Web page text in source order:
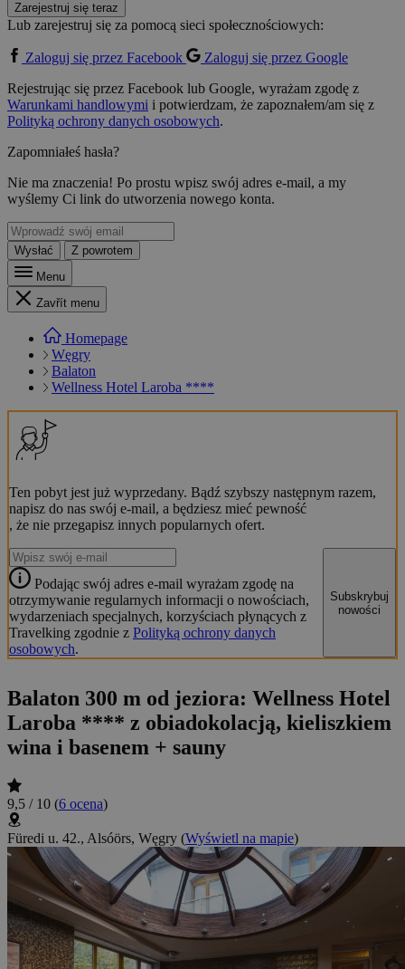
Zarejestruj się teraz
Lub zarejestruj się za pomocą sieci społecznościowych:
Zaloguj się przez Facebook
Zaloguj się przez Google
Rejestrując się przez Facebook lub Google, wyrażam zgodę z
Warunkami handlowymi i potwierdzam, że zapoznałem/am się z
Polityką ochrony danych osobowych.
Zapomniałeś hasła?
Nie ma znaczenia! Po prostu wpisz swój adres e-mail, a my
wyślemy Ci link do utworzenia nowego konta.
Wysłać
Z powrotem
Menu
Zavřít menu
Homepage
Węgry
Balaton
Wellness Hotel Laroba ****
Ten pobyt jest już wyprzedany. Bądź szybszy następnym razem,
napisz do nas swój e-mail, a będziesz mieć pewność
, że nie przegapisz innych popularnych ofert.
Podając swój adres e-mail wyrażam zgodę na
otrzymywanie regularnych informacji o nowościach,
wydarzeniach specjalnych, korzyściach płynących z
Travelking zgodnie z Polityką ochrony danych
osobowych.
Subskrybuj
nowości
Balaton 300 m od jeziora: Wellness Hotel
Laroba **** z obiadokolacją, kieliszkiem
wina i basenem + sauny
9,5 / 10 (6 ocena)
Füredi u. 42., Alsóörs, Węgry (Wyświetl na mapie)